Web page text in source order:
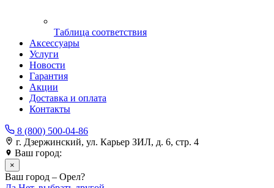
Таблица соответствия
Аксессуары
Услуги
Новости
Гарантия
Акции
Доставка и оплата
Контакты
8 (800) 500-04-86
г. Дзержинский, ул. Карьер ЗИЛ, д. 6, стр. 4
Ваш город:
×
Ваш город – Орел?